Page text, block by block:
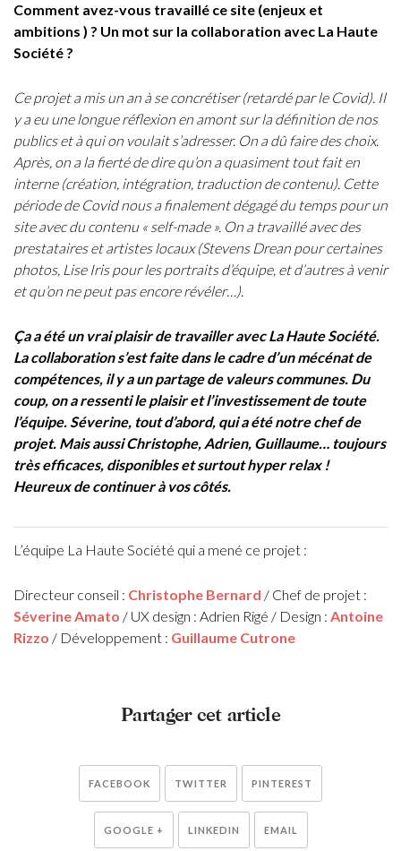
Comment avez-vous travaillé ce site (enjeux et
ambitions ) ? Un mot sur la collaboration avec La Haute
Société ?
Ce projet a mis un an à se concrétiser (retardé par le Covid). Il
y a eu une longue réflexion en amont sur la définition de nos
publics et à qui on voulait s’adresser. On a dû faire des choix.
Après, on a la fierté de dire qu’on a quasiment tout fait en
interne (création, intégration, traduction de contenu). Cette
période de Covid nous a finalement dégagé du temps pour un
site avec du contenu « self-made ». On a travaillé avec des
prestataires et artistes locaux (Stevens Drean pour certaines
photos, Lise Iris pour les portraits d’équipe, et d’autres à venir
et qu’on ne peut pas encore révéler…).
Ça a été un vrai plaisir de travailler avec La Haute Société.
La collaboration s’est faite dans le cadre d’un mécénat de
compétences, il y a un partage de valeurs communes. Du
coup, on a ressenti le plaisir et l’investissement de toute
l’équipe. Séverine, tout d’abord, qui a été notre chef de
projet. Mais aussi Christophe, Adrien, Guillaume… toujours
très efficaces, disponibles et surtout hyper relax !
Heureux de continuer à vos côtés.
L’équipe La Haute Société qui a mené ce projet :
Directeur conseil : Christophe Bernard / Chef de projet :
Séverine Amato / UX design : Adrien Rigé / Design : Antoine
Rizzo / Développement : Guillaume Cutrone
Partager cet article
FACEBOOK TWITTER PINTEREST
GOOGLE + LINKEDIN EMAIL